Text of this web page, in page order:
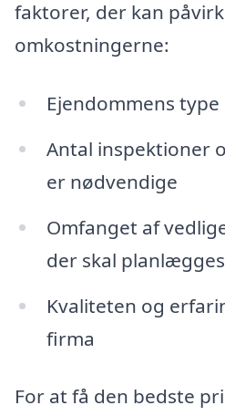
faktorer, der kan
omkostningerne:
Ejendommens
Antal inspektioner
er nødvendige
Omfanget af
der skal planlægges
Kvaliteten og
firma
For at få den bedste